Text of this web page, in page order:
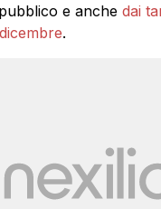
e anchedai
.